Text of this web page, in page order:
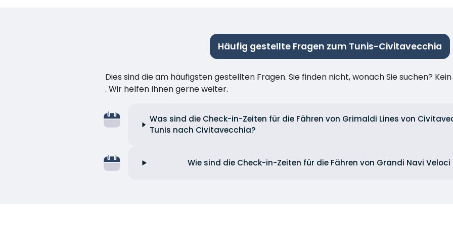
Häufig gestellte Fragen zum Tunis-Civitavecchia
Dies sind die am häufigsten gestellten Fragen. Sie finden nicht, wonach Sie suchen?
. Wir helfen Ihnen gerne weiter.
Was sind die Check-in-Zeiten für die Fähren von Grimaldi Lines von
Tunis nach Civitavecchia?
Wie sind die Check-in-Zeiten für die Fähren von Grandi Navi Veloci